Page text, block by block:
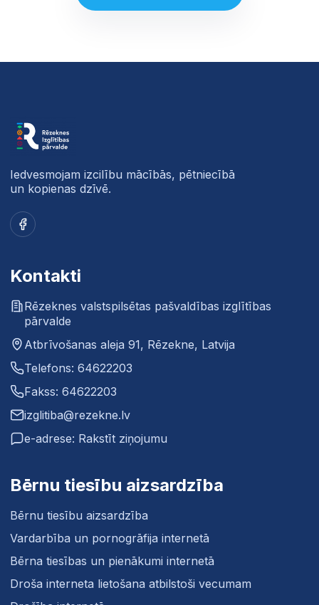
Iedvesmojam izcilību mācībās, pētniecībā
un kopienas dzīvē.
Facebook
Kontakti
Rēzeknes valstspilsētas pašvaldības izglītības
pārvalde
Atbrīvošanas aleja 91, Rēzekne, Latvija
Telefons: 64622203
Fakss: 64622203
izglitiba@rezekne.lv
e-adrese: Rakstīt ziņojumu
Bērnu tiesību aizsardzība
Bērnu tiesību aizsardzība
Vardarbība un pornogrāfija internetā
Bērna tiesības un pienākumi internetā
Droša interneta lietošana atbilstoši vecumam